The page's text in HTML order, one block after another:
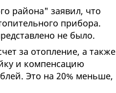
района" заявил, что
прибора.
не было.
за отопление, а также
и компенсацию
Это на 20% меньше,